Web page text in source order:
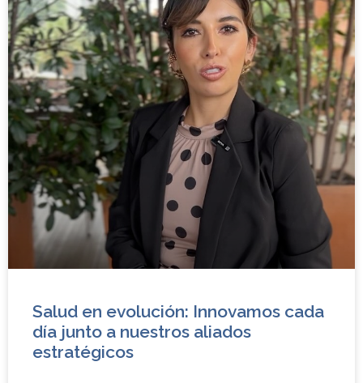
Salud en evolución: Innovamos cada
día junto a nuestros aliados
estratégicos